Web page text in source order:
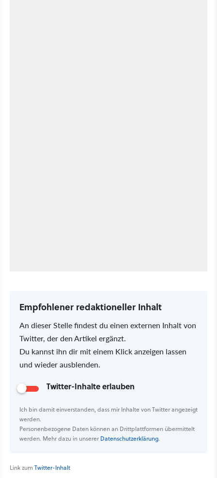
Empfohlener redaktioneller Inhalt
An dieser Stelle findest du einen externen Inhalt von
Twitter, der den Artikel ergänzt.
Du kannst ihn dir mit einem Klick anzeigen lassen
und wieder ausblenden.
Twitter-Inhalte erlauben
Ich bin damit einverstanden, dass mir Inhalte von Twitter angezeigt
werden.
Personenbezogene Daten können an Drittplattformen übermittelt
werden. Mehr dazu in unsererDatenschutzerklärung.
Link zum Twitter-Inhalt